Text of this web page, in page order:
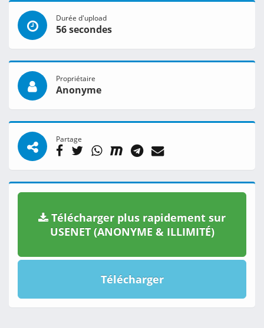
Durée d'upload
56 secondes
Propriétaire
Anonyme
Partage
Télécharger plus rapidement sur
USENET (ANONYME & ILLIMITÉ)
Télécharger